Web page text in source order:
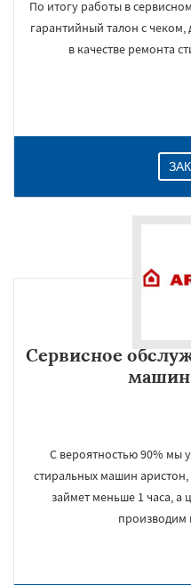
По итогу работы в
гарантийный талон с
в качестве ремонта
Сервисное
машин
С вероятностью 90% мы
стиральных машин
займет меньше 1 часа, а
производим